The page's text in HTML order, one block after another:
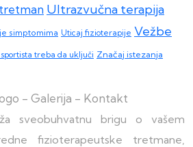
Ultrazvučna terapija
simptomima Uticaj fizioterapije Vežbe
treba da uključi Značaj istezanja
sveobuhvatnu brigu o vašem
fizioterapeutske tretmane,